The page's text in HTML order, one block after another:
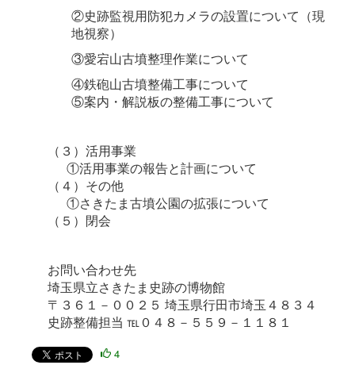
②史跡監視用防犯カメラの設置について（現
地視察）
③愛宕山古墳整理作業について
④鉄砲山古墳整備工事について
⑤案内・解説板の整備工事について
（３）活用事業
①活用事業の報告と計画について
（４）その他
①さきたま古墳公園の拡張について
（５）閉会
お問い合わせ先
埼玉県立さきたま史跡の博物館
〒３６１－００２５ 埼玉県行田市埼玉４８３４
史跡整備担当 ℡０４８－５５９－１１８１
4